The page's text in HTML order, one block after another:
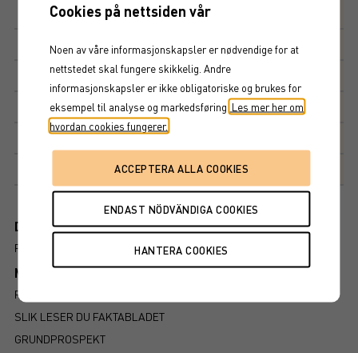
Tegningskurs
Kapitalbeskyttelse
Avkastningsfaktor
Kupong
Kupongdetaljer
NASDAQ STOCKHOLM AB
Dokument
FÖRFALLOVILLKOR
Mer information om produkten
RISIKO
SLIK LESER DU FAKTABLADET
GRUNDPROSPEKT
Cookies på nettsiden vår
Noen av våre informasjonskapsler er nødvendige for at
nettstedet skal fungere skikkelig. Andre
informasjonskapsler er ikke obligatoriske og brukes for
eksempel til analyse og markedsføring. Les mer her om
hvordan cookies fungerer.